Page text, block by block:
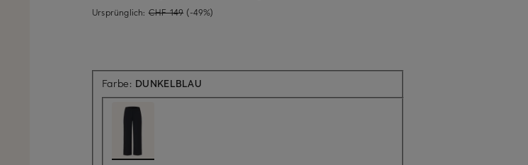
Ursprünglich: CHF 149 (-49%)
Farbe: DUNKELBLAU